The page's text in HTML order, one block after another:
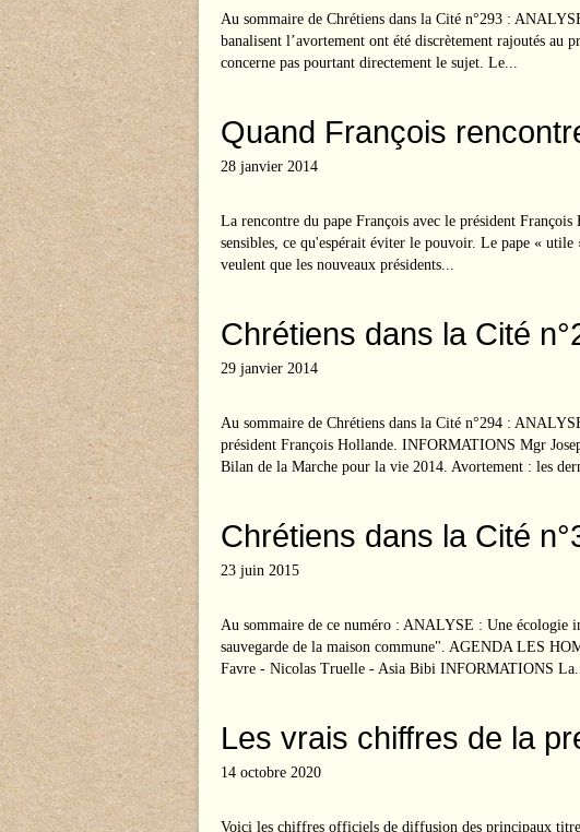
Au sommaire de Chrétiens dans la Cité n°293 :
banalisent l’avortement ont été discrètement rajoutés au
concerne pas pourtant directement le sujet. Le...
Quand François
28 janvier 2014
La rencontre du pape François avec le président
sensibles, ce qu'espérait éviter le pouvoir. Le pape «
veulent que les nouveaux présidents...
Chrétiens dans la Cité
29 janvier 2014
Au sommaire de Chrétiens dans la Cité n°294 :
président François Hollande. INFORMATIONS Mgr
Bilan de la Marche pour la vie 2014. Avortement : les
Chrétiens dans la Cité
23 juin 2015
Au sommaire de ce numéro : ANALYSE : Une écologie
sauvegarde de la maison commune". AGENDA LES
Favre - Nicolas Truelle - Asia Bibi INFORMATIONS
Les vrais chiffres de la
14 octobre 2020
Voici les chiffres officiels de diffusion des principaux